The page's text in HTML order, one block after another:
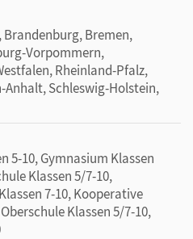
Bremen,
Vorpommern,
Rheinland-Pfalz,
Anhalt, Schleswig-Holstein,
5-10, Gymnasium Klassen
Klassen 5/7-10,
7-10, Kooperative
Klassen 5/7-10,